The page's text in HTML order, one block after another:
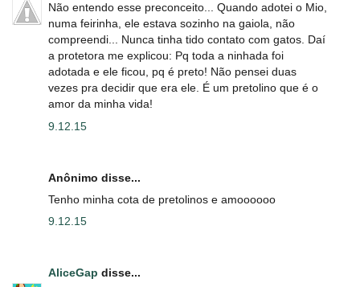
Não entendo esse preconceito... Quando adotei o Mio,
numa feirinha, ele estava sozinho na gaiola, não
compreendi... Nunca tinha tido contato com gatos. Daí
a protetora me explicou: Pq toda a ninhada foi
adotada e ele ficou, pq é preto! Não pensei duas
vezes pra decidir que era ele. É um pretolino que é o
amor da minha vida!
9.12.15
Anônimo disse...
Tenho minha cota de pretolinos e amoooooo
9.12.15
AliceGap disse...